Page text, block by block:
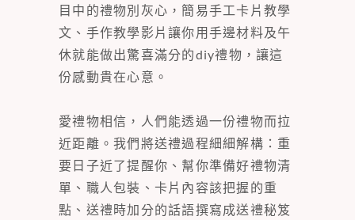
目中的禮物別灰心，簡易手工卡片教學
文、手作教學影片讓你用手邊材料及午
休就能做出驚喜滿分的diy禮物，讓這
份感動貴在心意。
愛禮物相信，人們能透過一份禮物而拉
近距離。我們將送禮過程細細解構：重
要日子近了提醒你、幫你準備好禮物清
單、職人包裝、卡片內容該把握的重
點、送禮時加分的話語撰寫成送禮秘笈